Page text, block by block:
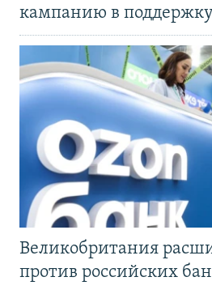
кампанию в
Великобритания
против российских